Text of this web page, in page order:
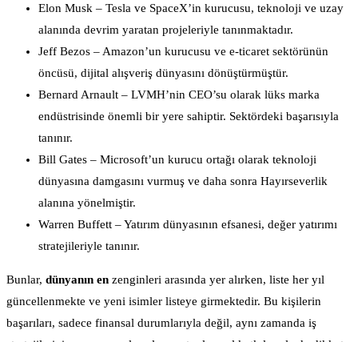
Elon Musk – Tesla ve SpaceX’in kurucusu, teknoloji ve uzay
alanında devrim yaratan projeleriyle tanınmaktadır.
Jeff Bezos – Amazon’un kurucusu ve e-ticaret sektörünün
öncüsü, dijital alışveriş dünyasını dönüştürmüştür.
Bernard Arnault – LVMH’nin CEO’su olarak lüks marka
endüstrisinde önemli bir yere sahiptir. Sektördeki başarısıyla
tanınır.
Bill Gates – Microsoft’un kurucu ortağı olarak teknoloji
dünyasına damgasını vurmuş ve daha sonra Hayırseverlik
alanına yönelmiştir.
Warren Buffett – Yatırım dünyasının efsanesi, değer yatırımı
stratejileriyle tanınır.
Bunlar, dünyanın en zenginleri arasında yer alırken, liste her yıl
güncellenmekte ve yeni isimler listeye girmektedir. Bu kişilerin
başarıları, sadece finansal durumlarıyla değil, aynı zamanda iş